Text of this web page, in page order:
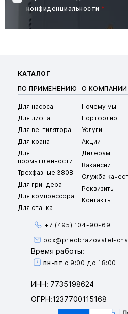
конфиденциальности *
КАТАЛОГ
ПО ПРИМЕНЕНИЮ
Для насоса
Для лифта
Для вентилятора
Для крана
Для
промышленности
Трехфазные 380В
Для гриндера
Для компрессора
Для станка
О КОМПАНИИ
Почему мы
Портфолио
Услуги
Акции
Дилерам
Вакансии
Служба
Реквизиты
Контакты
+7 (495) 104-90-69
box@preobrazovatel-
Время работы:
пн-пт с 9:00 до 18:00
ИНН: 7735198624
ОГРН:1237700115168